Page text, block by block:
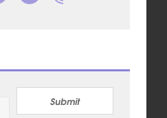
Submit